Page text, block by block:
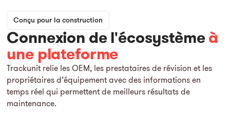
Conçu pour la construction
Connexion de l'écosystèmeà
une plateforme
Trackunit relie les OEM, les prestataires de révision et les
propriétaires d’équipement avec des informations en
temps réel qui permettent de meilleurs résultats de
maintenance.